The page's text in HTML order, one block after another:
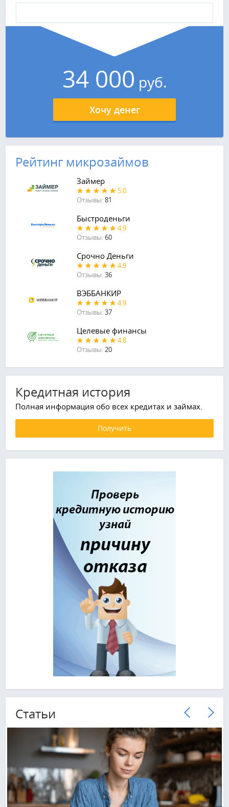
34 000 руб.
Хочу денег
Рейтинг микрозаймов
Займер
5.0
Отзывы:81
Быстроденьги
4.9
Отзывы:60
Срочно Деньги
4.9
Отзывы:36
ВЭББАНКИР
4.9
Отзывы:37
Целевые финансы
4.8
Отзывы:20
Кредитная история
Полная информация обо всех кредитах и займах.
Получить
Cтатьи